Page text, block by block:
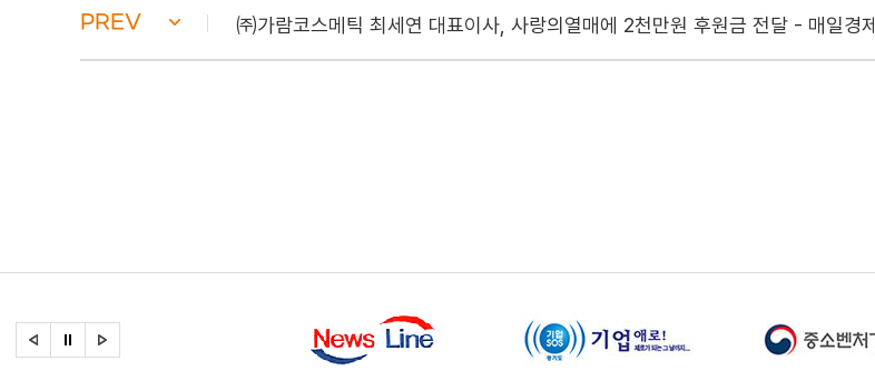
PREV ㈜가람코스메틱 최세연 대표이사, 사랑의열매에 2천만원 후원금 전달 - 매일경제